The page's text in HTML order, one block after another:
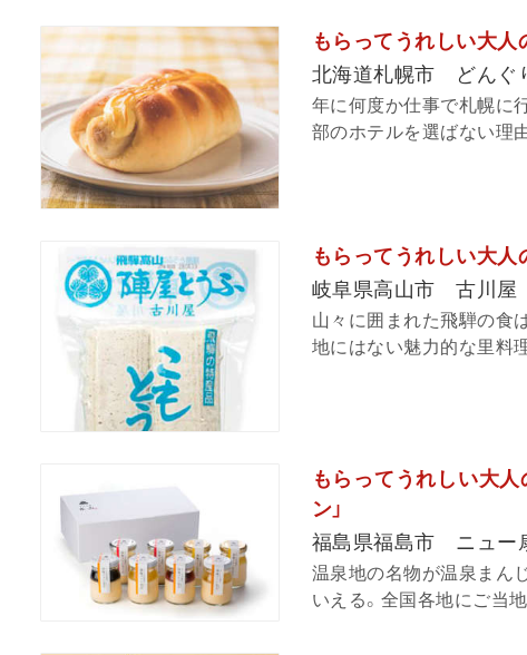
もらってうれしい大人
北海道札幌市 どんぐ
年に何度か仕事で札幌に
部のホテルを選ばない理
もらってうれしい大人
岐阜県高山市 古川屋
山々に囲まれた飛騨の食
地にはない魅力的な里料
もらってうれしい大
ン」
福島県福島市 ニュー
温泉地の名物が温泉まん
いえる。全国各地にご当